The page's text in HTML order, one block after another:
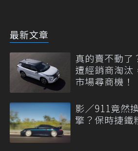
最新文章
真的賣不動
遭經銷商淘汰
市場尋商機！
影／911竟然
擎？保時捷鐵